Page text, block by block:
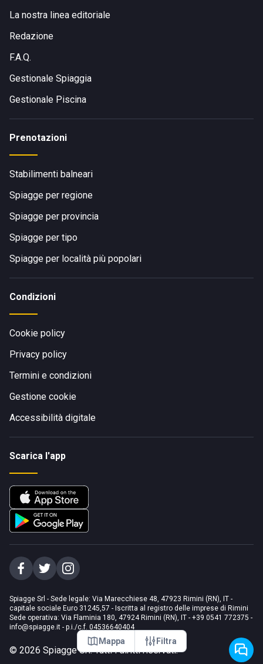
Mappa Filtra
La nostra linea editoriale
Redazione
F.A.Q.
Gestionale Spiaggia
Gestionale Piscina
Prenotazioni
Stabilimenti balneari
Spiagge per regione
Spiagge per provincia
Spiagge per tipo
Spiagge per località più popolari
Condizioni
Cookie policy
Privacy policy
Termini e condizioni
Gestione cookie
Accessibilità digitale
Scarica l'app
Spiagge Srl - Sede legale: Via Marecchiese 48, 47923 Rimini (RN), IT -
capitale sociale Euro 31245,57 - Iscritta al registro delle imprese di Rimini
Sede operativa: Via Flaminia 180, 47924 Rimini (RN), IT - +39 0541 772375 -
info@spiagge.it - p.i./c.f. 04536640404
© 2026 Spiagge Srl. Tutti i diritti riservati.